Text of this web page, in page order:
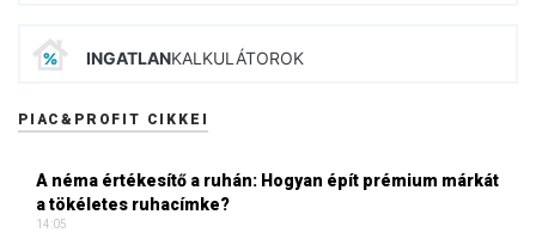
INGATLANKALKULÁTOROK
PIAC&PROFIT CIKKEI
A néma értékesítő a ruhán: Hogyan épít prémium márkát
a tökéletes ruhacímke?
14:05